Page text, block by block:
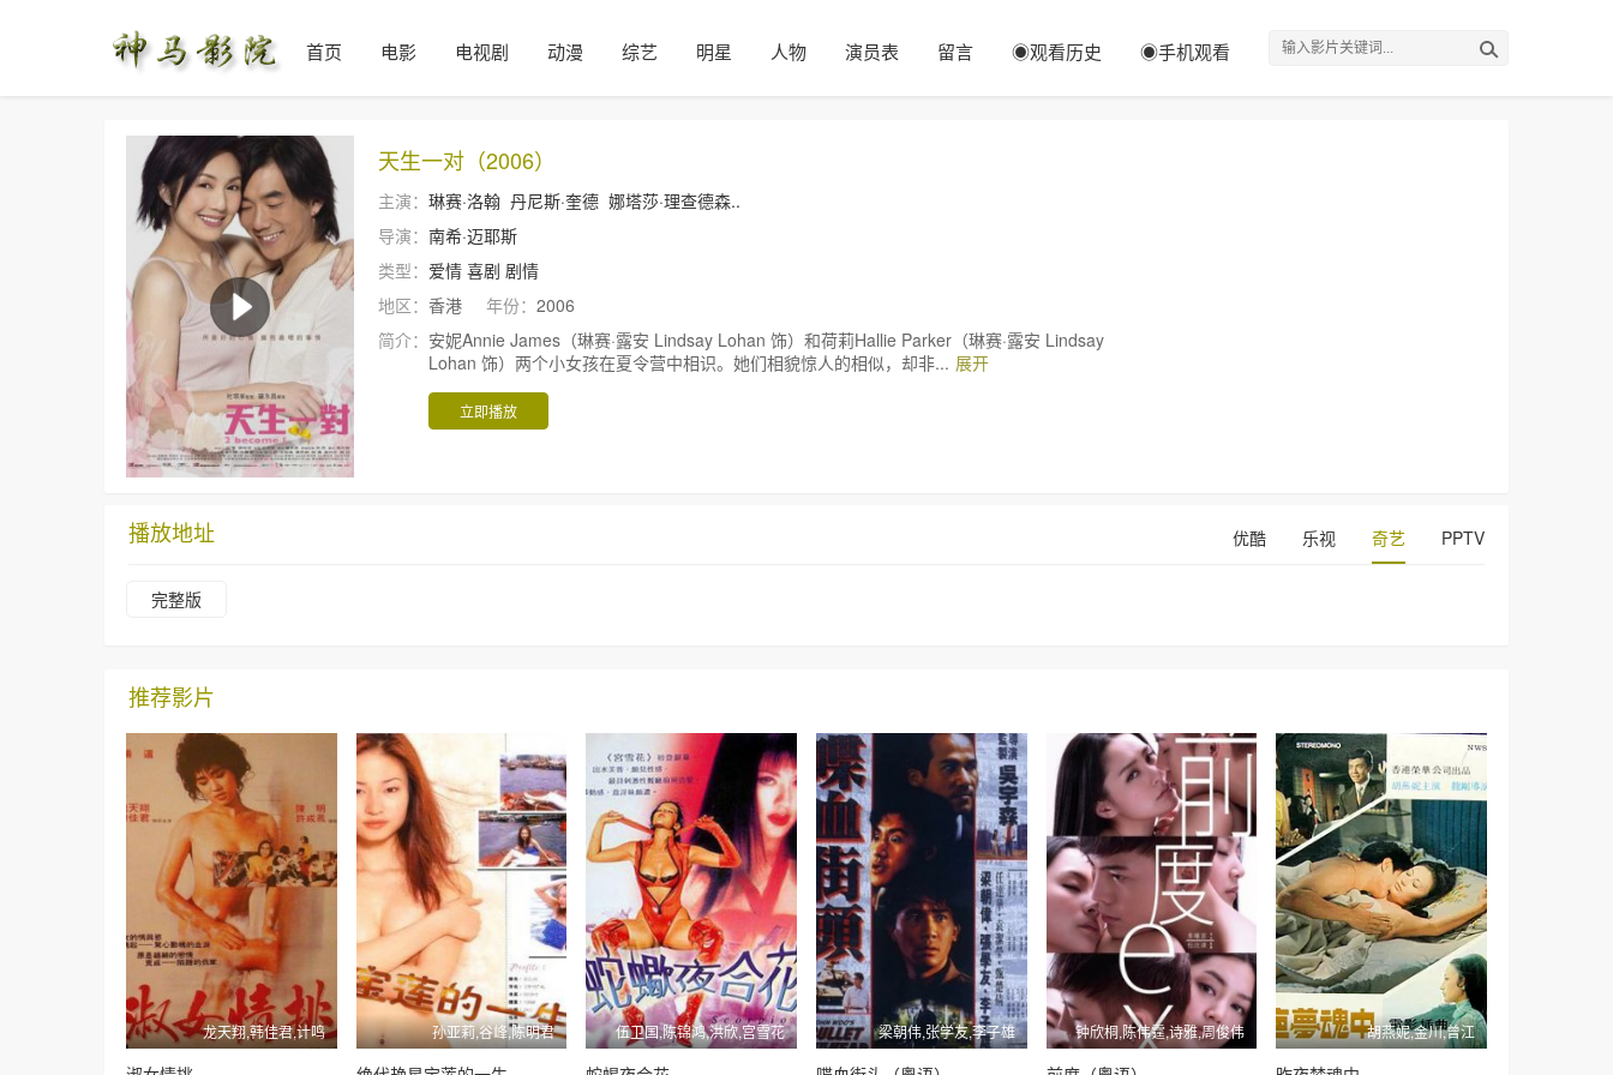
首页 电影 电视剧 动漫 综艺 明星 人物 演员表 留言 ◉观看历史 ◉手机观看
天生一对（2006）
主演： 琳赛·洛翰 丹尼斯·奎德 娜塔莎·理查德森..
导演： 南希·迈耶斯
类型： 爱情 喜剧 剧情
地区： 香港 年份： 2006
简介： 安妮Annie James（琳赛·露安 Lindsay Lohan 饰）和荷莉Hallie Parker（琳赛·露安 Lindsay
Lohan 饰）两个小女孩在夏令营中相识。她们相貌惊人的相似，却非... 展开
立即播放
播放地址 优酷 乐视 奇艺 PPTV
完整版
推荐影片
龙天翔,韩佳君,计鸣 孙亚莉,谷峰,陈明君 伍卫国,陈锦鸿,洪欣,宫雪花 梁朝伟,张学友,李子雄 钟欣桐,陈伟霆,诗雅,周俊伟 胡燕妮,金川,曾江